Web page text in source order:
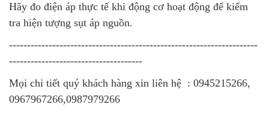
Hãy đo điện áp thực tế khi động cơ hoạt động để kiểm
tra hiện tượng sụt áp nguồn.
---------------------------------------------------------------------
-------------------------------------
Mọi chi tiết quý khách hàng xin liên hệ : 0945215266,
0967967266,0987979266